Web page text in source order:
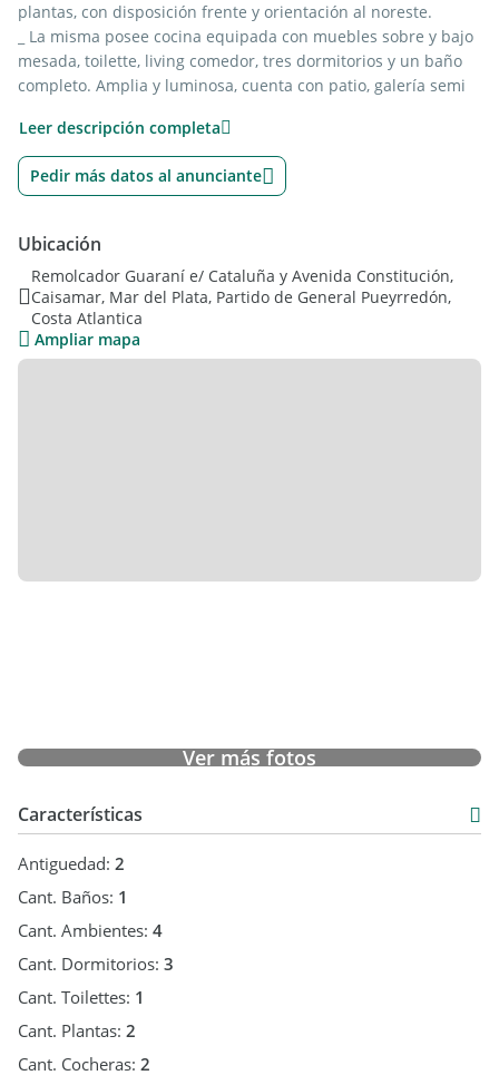
plantas, con disposición frente y orientación al noreste.
_ La misma posee cocina equipada con muebles sobre y bajo
mesada, toilette, living comedor, tres dormitorios y un baño
completo. Amplia y luminosa, cuenta con patio, galería semi
_ Cochera cubierta con capacidad para dos vehículos.
_ La propiedad se desarrolla sobre un terreno de 450mts2 y
tiene una superficie aproximada de 250mts2 cubiertos.
Innovación | Calidad | Sustentabilidad | Diseño
100 Mil Metros Cuadrados | 25 Torres
La información descripta en el presente aviso es meramente
orientativa y no forma parte de ningún tipo de
documentación contractual. Los datos enunciados fueron
Alquila más Fácil. Alquila con Garantix.
Leer descripción completa
Pedir más datos al anunciante
Ubicación
Remolcador Guaraní e/ Cataluña y Avenida Constitución,
Caisamar, Mar del Plata, Partido de General Pueyrredón,
Costa Atlantica
Ampliar mapa
Ver más fotos
Características
Antiguedad: 2
Cant. Baños: 1
Cant. Ambientes: 4
Cant. Dormitorios: 3
Cant. Toilettes: 1
Cant. Plantas: 2
Cant. Cocheras: 2